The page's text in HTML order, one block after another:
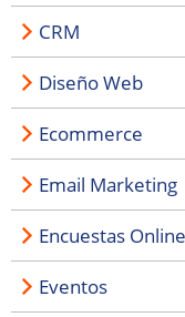
CRM
Diseño Web
Ecommerce
Email Marketing
Encuestas Online
Eventos